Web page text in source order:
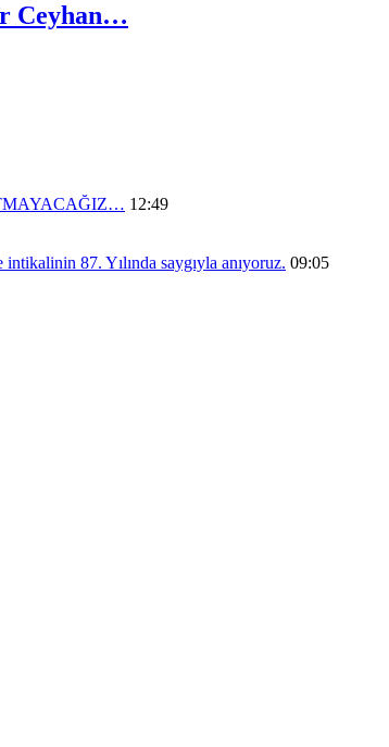
Ceyhan…
12:49
87. Yılında saygıyla anıyoruz. 09:05